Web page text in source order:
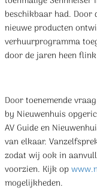
beschikbaar had. Door
nieuwe producten
verhuurprogramma
door de jaren heen
Door toenemende
by Nieuwenhuis
AV Guide en
van elkaar.
zodat wij ook in
voorzien. Kijk op
mogelijkheden.